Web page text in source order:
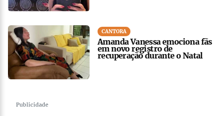
CANTORA
Amanda Vanessa emociona fãs
em novo registro de
recuperação durante o Natal
Publicidade